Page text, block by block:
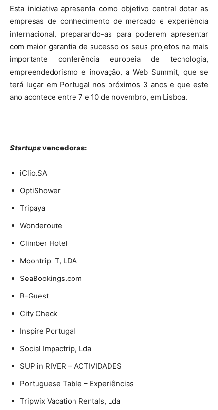
Esta iniciativa apresenta como objetivo central dotar as
empresas de conhecimento de mercado e experiência
internacional, preparando-as para poderem apresentar
com maior garantia de sucesso os seus projetos na mais
importante conferência europeia de tecnologia,
empreendedorismo e inovação, a Web Summit, que se
terá lugar em Portugal nos próximos 3 anos e que este
ano acontece entre 7 e 10 de novembro, em Lisboa.
Startupsvencedoras:
iClio.SA
OptiShower
Tripaya
Wonderoute
Climber Hotel
Moontrip IT, LDA
SeaBookings.com
B-Guest
City Check
Inspire Portugal
Social Impactrip, Lda
SUP in RIVER – ACTIVIDADES
Portuguese Table – Experiências
Tripwix Vacation Rentals, Lda